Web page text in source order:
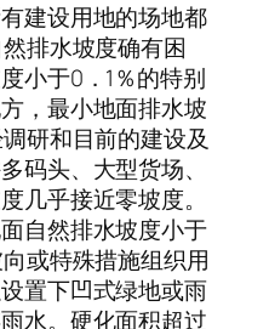
建设用地的场地都
排水坡度确有困
小于0．1％的特别
，最小地面排水坡
研和目前的建设及
码头、大型货场、
几乎接近零坡度。
自然排水坡度小于
或特殊措施组织用
置下凹式绿地或雨
水。硬化面积超过